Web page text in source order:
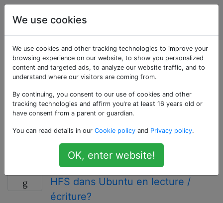
Utilisateurs
d'ordinateur
Questions marquées
«mount»
Le montage est le processus de mise à disposition de
fichiers, comme un lecteur de disque ou un partage
Comment monter une partition
HFS dans Ubuntu en lecture /
écriture?
We use cookies
We use cookies and other tracking technologies to improve your
browsing experience on our website, to show you personalized
content and targeted ads, to analyze our website traffic, and to
understand where our visitors are coming from.
By continuing, you consent to our use of cookies and other
tracking technologies and affirm you're at least 16 years old or
have consent from a parent or guardian.
You can read details in our Cookie policy and Privacy policy.
OK, enter website!